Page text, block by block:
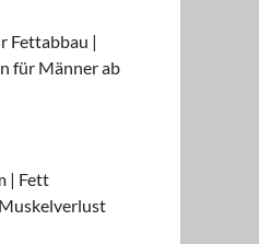
Fettabbau |
für Männer ab
| Fett